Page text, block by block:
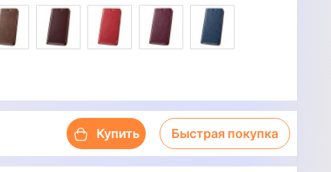
Купить Быстрая покупка